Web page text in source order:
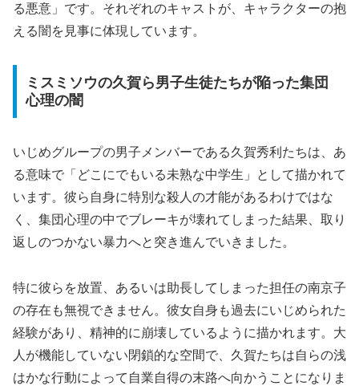
る悪意」です。それぞれのキャストが、キャラクターの抱
える闇を見事に体現しています。
ミスミソウの久賀ら男子生徒たちが陥った集団
心理の闇
いじめグループの男子メンバーである久賀秀利たちは、あ
る意味で「どこにでもいる未熟な中学生」として描かれて
います。彼ら自身に特別な殺人の才能があるわけではな
く、 集団心理の中でブレーキが壊れてしまった結果 、取り
返しのつかない暴力へと突き進んでいきました。
特に彼らを放置、あるいは助長してしまった担任の南京子
の存在も無視できません。彼女自身も過去にいじめられた
経験があり、精神的に崩壊しているように描かれます。大
人が機能していない閉鎖的な空間で、久賀たちは自らの浅
はかな行動によって自業自得の末路へ向かうことになりま